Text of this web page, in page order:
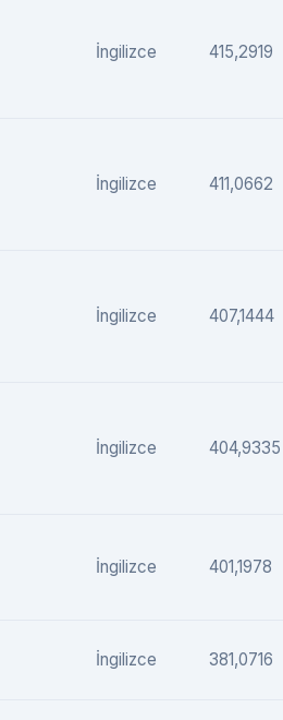
İngilizce 415,2919
İngilizce 411,0662
İngilizce 407,1444
İngilizce 404,9335
İngilizce 401,1978
İngilizce 381,0716